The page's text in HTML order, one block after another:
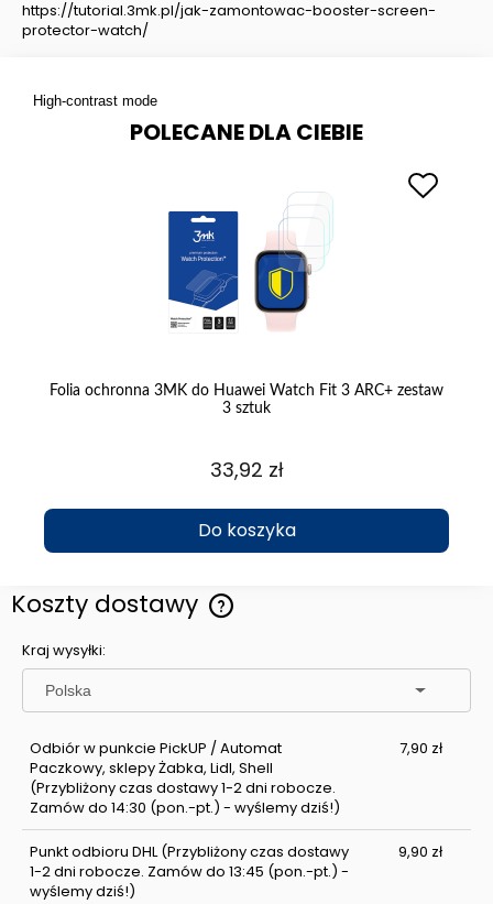
https://tutorial.3mk.pl/jak-zamontowac-booster-screen-
protector-watch/
High-contrast mode
POLECANE DLA CIEBIE
Folia ochronna 3MK do Huawei Watch Fit 3 ARC+ zestaw
3 sztuk
33,92 zł
Do koszyka
Koszty dostawy
Cena nie zawiera ewentualnych kosztów płatności
Kraj wysyłki:
Odbiór w punkcie PickUP / Automat
Paczkowy, sklepy Żabka, Lidl, Shell
(Przybliżony czas dostawy 1-2 dni robocze.
Zamów do 14:30 (pon.-pt.) - wyślemy dziś!)
7,90 zł
Punkt odbioru DHL(Przybliżony czas dostawy
1-2 dni robocze. Zamów do 13:45 (pon.-pt.) -
wyślemy dziś!)
9,90 zł